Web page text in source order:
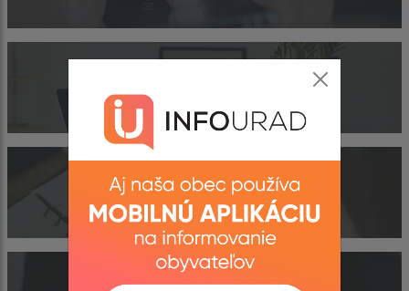
Kontakty